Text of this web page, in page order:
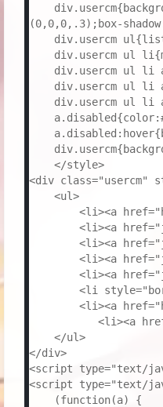
(0,0,0,.3);box-
div.usercm ul{list-
div.usercm ul
div.usercm ul li
div.usercm ul li
div.usercm ul li
</style>
<div class="usercm"
<ul>
<li><a
<li><a
<li><a
<li><a
<li><a
<li style="border-
<li><a
<li><a
</ul>
</div>
<script type="text/
<script type="text/
(function(a) {